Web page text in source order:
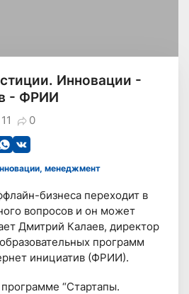
Инновации -
- ФРИИ
11 0
менеджмент
бизнеса переходит в
вопросов и он может
Дмитрий Калаев, директор
программ
инициатив (ФРИИ).
“Стартапы.